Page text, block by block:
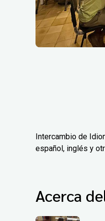
Intercambio de
español, inglés y
Acerca